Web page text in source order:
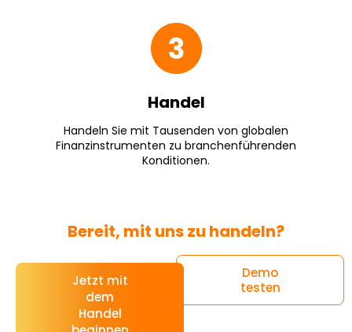
Handel
Handeln Sie mit Tausenden von globalen
Finanzinstrumenten zu branchenführenden
Konditionen.
Bereit, mit uns zu handeln?
Jetzt mit
dem
Handel
Demo
testen